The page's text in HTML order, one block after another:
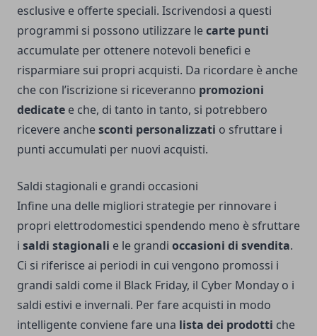
esclusive e offerte speciali. Iscrivendosi a questi
programmi si possono utilizzare lecarte punti
accumulate per ottenere notevoli benefici e
risparmiare sui propri acquisti. Da ricordare è anche
che con l’iscrizione si riceveranno promozioni
dedicate e che, di tanto in tanto, si potrebbero
ricevere anchesconti personalizzati o sfruttare i
punti accumulati per nuovi acquisti.
Saldi stagionali e grandi occasioni
Infine una delle migliori strategie per rinnovare i
propri elettrodomestici spendendo meno è sfruttare
i saldi stagionali e le grandi occasioni di svendita.
Ci si riferisce ai periodi in cui vengono promossi i
grandi saldi come il Black Friday, il Cyber Monday o i
saldi estivi e invernali. Per fare acquisti in modo
intelligente conviene fare una lista dei prodotti che